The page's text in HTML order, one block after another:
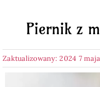
Piernik z
Zaktualizowany: 2024 7 maja